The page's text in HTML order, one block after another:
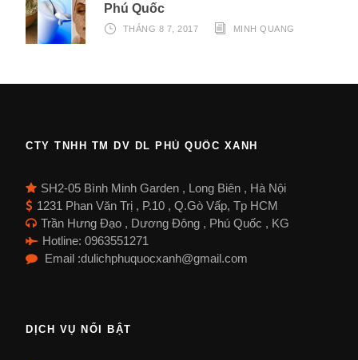
Phú Quốc
THÁNG 8 7, 2017 MINH QUANG
CTY TNHH TM DV DL PHÚ QUỐC XANH
SH2-05 Bình Minh Garden , Long Biên , Hà Nội
1231 Phan Văn Trị , P.10 , Q.Gò Vấp, Tp HCM
Trần Hưng Đạo , Dương Đông , Phú Quốc , KG
Hotline: 0963551271
Email :dulichphuquocxanh@gmail.com
DỊCH VỤ NỔI BẬT